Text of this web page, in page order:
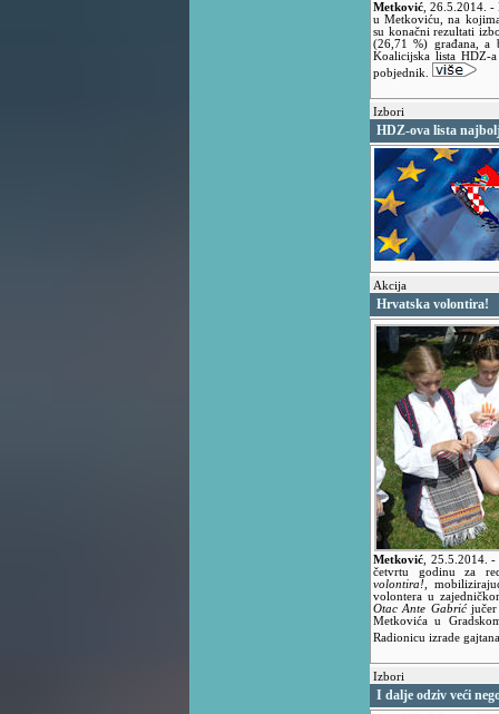
Metković 26.5.2014. -
u Metkoviću, na
su konačni rezultati
(26,71 %) građana, a
Koalicijska lista HDZ-
pobjednik.
Izbori
HDZ-ova lista
Akcija
Hrvatska volontira!
Metković 25.5.2014.-
četvrtu godinu za
volontira! ,
volontera u
Otac Ante Gabrićjučer
Metkovića u
Radionicu izrade
Izbori
I dalje odziv veći